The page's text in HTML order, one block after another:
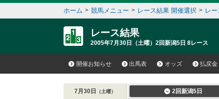
ホーム > 競馬メニュー > レース結果 開催選択 > レ
レース結果
2005年7月30日（土曜）2回新潟5日 8レース
開催お知らせ 出馬表 オッズ 払戻金
7月30日 （土曜） 2回新潟5日